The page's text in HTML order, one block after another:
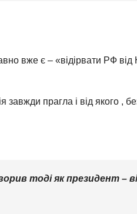
вже є – «відірвати РФ від
завжди прагла і від якого ,
тоді як президент –